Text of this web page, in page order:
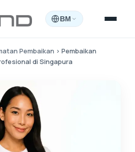
BM
Pembaikan › Pembaikan
di Singapura